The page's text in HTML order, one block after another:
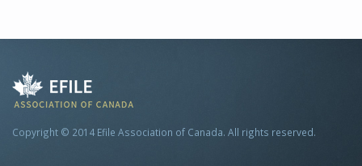
Copyright © 2014 Efile Association of Canada. All rights reserved.